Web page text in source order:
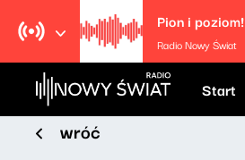
Pion i poziom!
Radio Nowy Świat
Start
wróć